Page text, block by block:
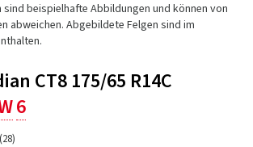
beispielhafte Abbildungen und können von
abweichen. Abgebildete Felgen sind im
CT8 175/65 R14C
6
(28)